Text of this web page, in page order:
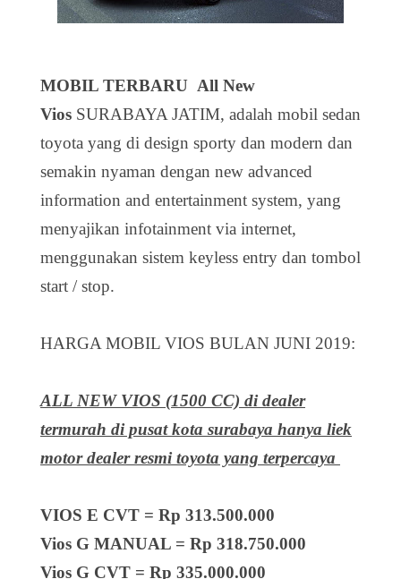
MOBIL TERBARU All New
Vios SURABAYA JATIM, adalah mobil sedan
toyota yang di design sporty dan modern dan
semakin nyaman dengan new advanced
information and entertainment system, yang
menyajikan infotainment via internet,
menggunakan sistem keyless entry dan tombol
start / stop.
HARGA MOBIL VIOS BULAN JUNI 2019:
ALL NEW VIOS (1500 CC) di dealer
termurah di pusat kota surabaya hanya liek
motor dealer resmi toyota yang terpercaya
VIOS E CVT = Rp 313.500.000
Vios G MANUAL = Rp 318.750.000
Vios G CVT = Rp 335.000.000